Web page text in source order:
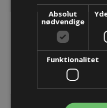
Opret konto
Absolut
nødvendige
Funktionalitet